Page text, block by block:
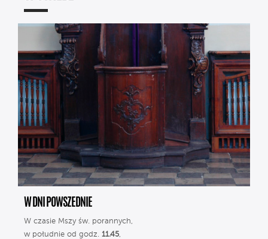
W DNI POWSZEDNIE
W czasie Mszy św. porannych,
w południe od godz. 11.45